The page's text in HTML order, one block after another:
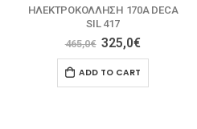
ΗΛΕΚΤΡΟΚΟΛΛΗΣΗ 170Α DECA
SIL 417
465,0€ 325,0€
ADD TO CART